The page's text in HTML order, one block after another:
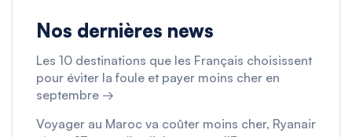
Nos dernières news
Les 10 destinations que les Français choisissent
pour éviter la foule et payer moins cher en
septembre →
Voyager au Maroc va coûter moins cher, Ryanair